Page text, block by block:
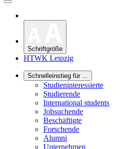
Schriftgröße
HTWK Leipzig
Schnelleinstieg für ...
Studieninteressierte
Studierende
International students
Jobsuchende
Beschäftigte
Forschende
Alumni
Unternehmen